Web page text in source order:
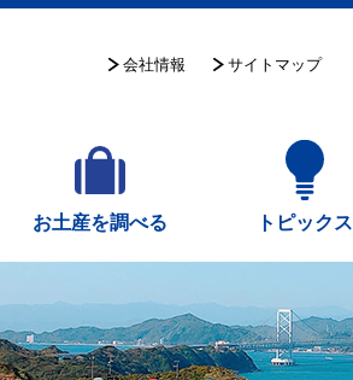
会社情報 サイトマップ
お土産を調べる トピックス